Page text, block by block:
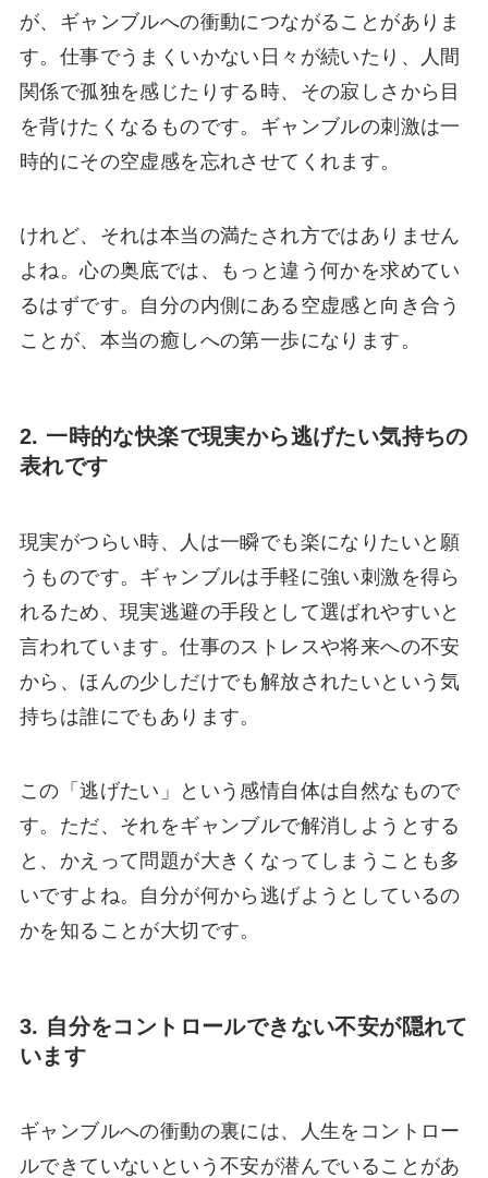
が、ギャンブルへの衝動につながることがありま
す。仕事でうまくいかない日々が続いたり、人間
関係で孤独を感じたりする時、その寂しさから目
を背けたくなるものです。ギャンブルの刺激は一
時的にその空虚感を忘れさせてくれます。
けれど、それは本当の満たされ方ではありません
よね。心の奥底では、もっと違う何かを求めてい
るはずです。自分の内側にある空虚感と向き合う
ことが、本当の癒しへの第一歩になります。
2. 一時的な快楽で現実から逃げたい気持ちの
表れです
現実がつらい時、人は一瞬でも楽になりたいと願
うものです。ギャンブルは手軽に強い刺激を得ら
れるため、現実逃避の手段として選ばれやすいと
言われています。仕事のストレスや将来への不安
から、ほんの少しだけでも解放されたいという気
持ちは誰にでもあります。
この「逃げたい」という感情自体は自然なもので
す。ただ、それをギャンブルで解消しようとする
と、かえって問題が大きくなってしまうことも多
いですよね。自分が何から逃げようとしているの
かを知ることが大切です。
3. 自分をコントロールできない不安が隠れて
います
ギャンブルへの衝動の裏には、人生をコントロー
ルできていないという不安が潜んでいることがあ